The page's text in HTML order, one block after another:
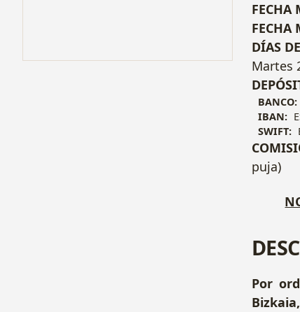
FECHA
FECHA
DÍAS
Martes
BANCO:
IBAN:
SWIFT:
puja)
Por